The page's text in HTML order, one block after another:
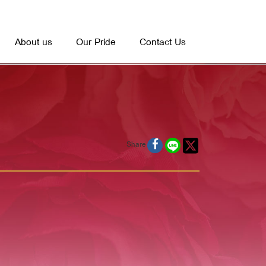
About us Our Pride Contact Us
Share